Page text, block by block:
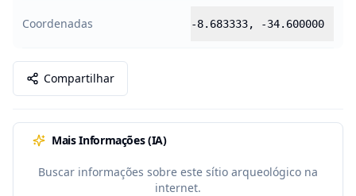
Coordenadas -8.683333, -34.600000
Compartilhar
Mais Informações (IA)
Buscar informações sobre este sítio arqueológico na
internet.